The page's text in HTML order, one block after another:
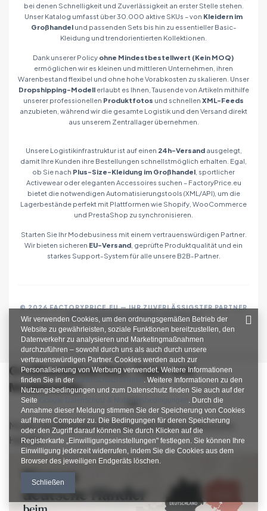
bei denen Schnelligkeit und Zuverlässigkeit an erster Stelle stehen.
Unser Katalog umfasst über 30.000 aktive SKUs – von Kleidern im
Großhandelund passenden Sets bis hin zu essentieller Basic-
Kleidung und trendorientierten Kollektionen.
Dank unserer Policy ohne Mindestbestellwert (Kein MOQ)
ermöglichen wir es kleinen und mittleren Unternehmen, ihren
Warenbestand flexibel und ohne hohe Vorabkosten zu skalieren. Unser
Dropshipping-Modellerlaubt es Ihnen, Tausende von Artikeln mithilfe
unserer professionellen Produktfotos und schnellen XML-Feeds
anzubieten, während wir die gesamte Logistik und den Versand direkt
aus unserem Zentrallager übernehmen.
Unsere Logistikinfrastruktur ist auf einen 24h-Versandausgelegt,
damit Ihre Kunden ihre Bestellungen schnellstmöglich erhalten. Egal,
ob Sie nach Plus-Size-Kleidung im Großhandel , sportlicher
Activewear oder eleganten Accessoires suchen – FactoryPrice.eu
bietet die notwendigen Automatisierungstools (XML/API), um die
Lagerbestände perfekt mit Plattformen wie Shopify, WooCommerce
und PrestaShop zu synchronisieren.
Starten Sie Ihr Modebusiness mit einem vertrauenswürdigen Partner.
Wir bieten sicheren EU-Versand , geprüfte Produktqualität und ein
starkes Support-System für alle unsere B2B-Partner.
© 2026 FACTORYPRICE.EU — IHR ZUVERLÄSSIGSTER PARTNER
FÜR MODEGROSSHANDEL IN EUROPA
Großhandelsartikel, Tipps und
Modetrends
Mode-Großhandel aus Polen: Vorteile für deutsche
Händler
Wir verwenden Cookies, um den ordnungsgemäßen Betrieb der
Website zu gewährleisten, soziale Funktionen bereitzustellen, den
Datenverkehr zu analysieren und Marketingmaßnahmen
durchzuführen – sowohl durch uns als auch durch unsere
vertrauenswürdigen Partner. Cookies werden auch zur
Personalisierung von Werbung verwendet. Weitere Informationen
finden Sie in der
. Weitere Informationen zu den
Nutzungsbedingungen und zum Datenschutz finden Sie auch auf der
Seite
Google Datenschutz & Nutzungsbedingungen . Durch die
Annahme dieser Meldung stimmen Sie der Speicherung von Cookies
auf Ihrem Computer zu. Die Bedingungen für deren Speicherung
oder den Zugriff darauf können Sie durch Klicken auf die
Registerkarte „Einwilligungseinstellungen" festlegen. Sie können Ihre
Einwilligung jederzeit widerrufen, indem Sie die Cookies aus dem
Browser des jeweiligen Endgeräts löschen.
Schließen